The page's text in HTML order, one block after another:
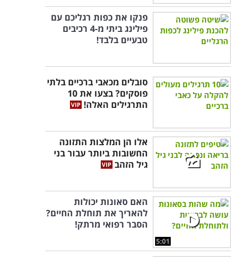
פנקו את כפות רגליכם עם
פילינג ביתי מ-4 רכיבים
טבעיים בלבד!
סובלים מכאבי ברכיים בלתי
פוסקים? בצעו את 10
התרגילים האלה!
אלו הן המלצות התזונה
החשובות ביותר עבור בני
גיל הזהב
5:01
האם סאונות יכולות
להאריך את תוחלת החיים?
הסבר רפואי מרתק!